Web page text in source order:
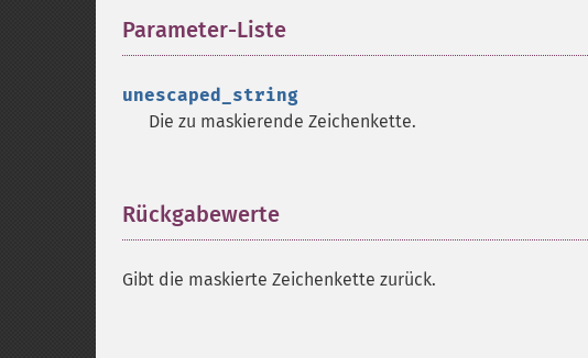
Parameter-Liste
unescaped_string
Die zu maskierende Zeichenkette.
Rückgabewerte
Gibt die maskierte Zeichenkette zurück.